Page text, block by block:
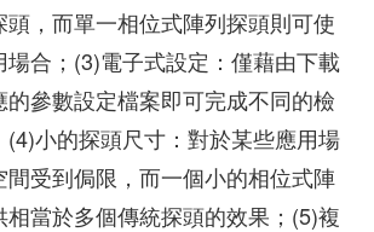
，而單一相位式陣列探頭則可使
場合；(3)電子式設定：僅藉由下載
的參數設定檔案即可完成不同的檢
小的探頭尺寸：對於某些應用場
受到侷限，而一個小的相位式陣
當於多個傳統探頭的效果；(5)複